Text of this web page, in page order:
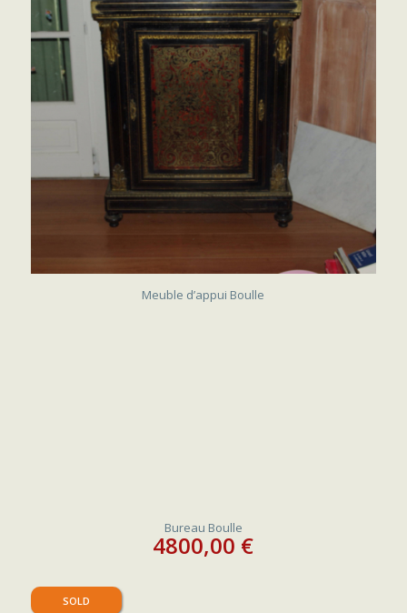
Meuble d’appui Boulle
Bureau Boulle
4800,00 €
SOLD